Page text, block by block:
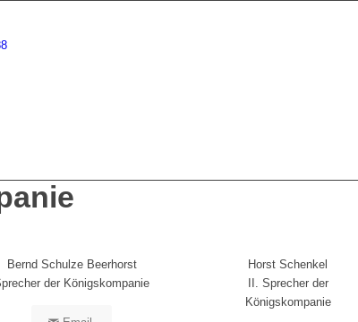
Bernd Schulze Beerhorst
der Königskompanie
Horst Schenkel
II. Sprecher der
Königskompanie